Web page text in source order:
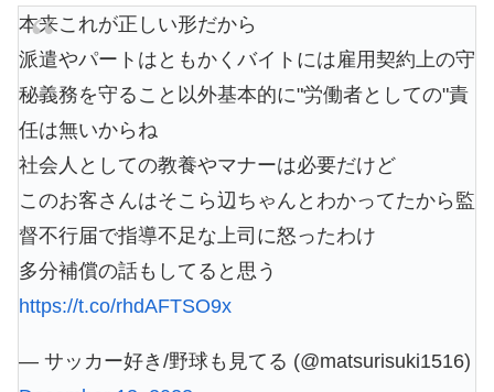
本来これが正しい形だから
派遣やパートはともかくバイトには雇用契約上の守
秘義務を守ること以外基本的に"労働者としての"責
任は無いからね
社会人としての教養やマナーは必要だけど
このお客さんはそこら辺ちゃんとわかってたから監
督不行届で指導不足な上司に怒ったわけ
多分補償の話もしてると思う
https://t.co/rhdAFTSO9x
— サッカー好き/野球も見てる (@matsurisuki1516)